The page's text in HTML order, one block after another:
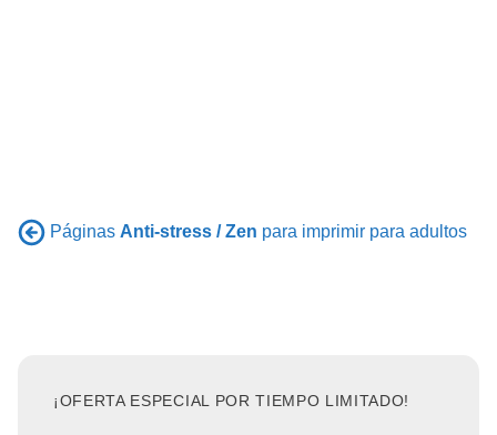
Páginas Anti-stress / Zen para imprimir para adultos
¡OFERTA ESPECIAL POR TIEMPO LIMITADO!